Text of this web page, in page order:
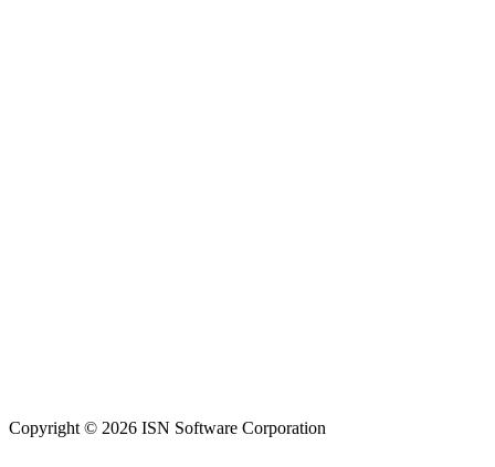
Copyright © 2026 ISN Software Corporation